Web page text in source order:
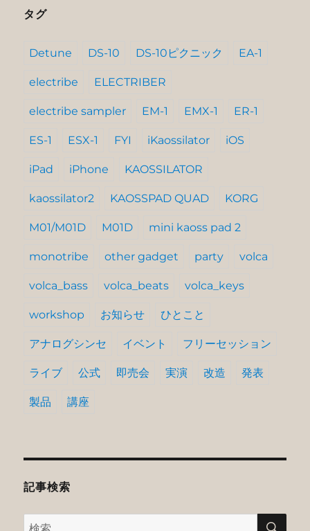
タグ
Detune DS-10 DS-10ピクニック EA-1
electribe ELECTRIBER
electribe sampler EM-1 EMX-1 ER-1
ES-1 ESX-1 FYI iKaossilator iOS
iPad iPhone KAOSSILATOR
kaossilator2 KAOSSPAD QUAD KORG
M01/M01D M01D mini kaoss pad 2
monotribe other gadget party volca
volca_bass volca_beats volca_keys
workshop お知らせ ひとこと
アナログシンセ イベント フリーセッション
ライブ 公式 即売会 実演 改造 発表
製品 講座
記事検索
検
検